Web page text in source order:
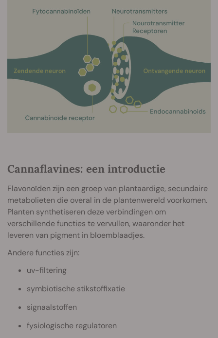
Cannaflavines: een introductie
Flavonoïden zijn een groep van plantaardige, secundaire
metabolieten die overal in de plantenwereld voorkomen.
Planten synthetiseren deze verbindingen om
verschillende functies te vervullen, waaronder het
leveren van pigment in bloemblaadjes.
Andere functies zijn:
uv-filtering
symbiotische stikstoffixatie
signaalstoffen
fysiologische regulatoren